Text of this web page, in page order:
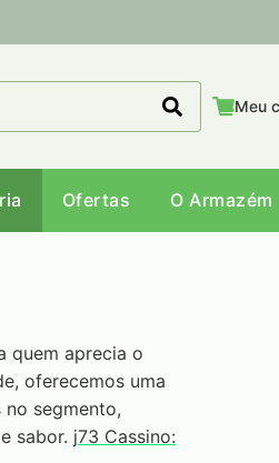
Meu
Ofertas O Armazém
quem aprecia o
oferecemos uma
segmento,
sabor. j73 Cassino: